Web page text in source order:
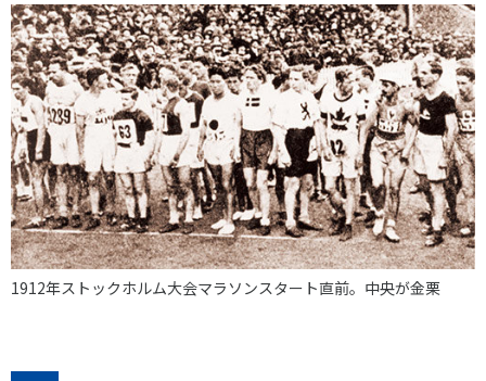
1912年ストックホルム大会マラソンスタート直前。中央が金栗